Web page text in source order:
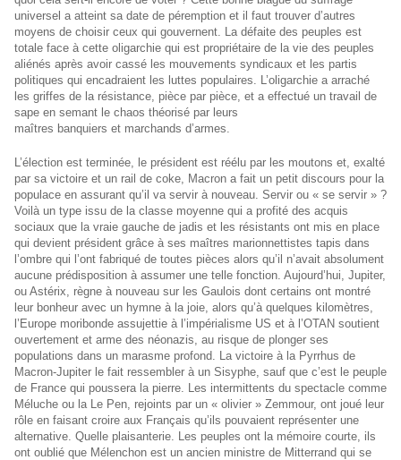
universel a atteint sa date de péremption et il faut trouver d’autres
moyens de choisir ceux qui gouvernent. La défaite des peuples est
totale face à cette oligarchie qui est propriétaire de la vie des peuples
aliénés après avoir cassé les mouvements syndicaux et les partis
politiques qui encadraient les luttes populaires. L’oligarchie a arraché
les griffes de la résistance, pièce par pièce, et a effectué un travail de
sape en semant le chaos théorisé par leurs
maîtres banquiers et marchands d’armes.
L’élection est terminée, le président est réélu par les moutons et, exalté
par sa victoire et un rail de coke, Macron a fait un petit discours pour la
populace en assurant qu’il va servir à nouveau. Servir ou « se servir » ?
Voilà un type issu de la classe moyenne qui a profité des acquis
sociaux que la vraie gauche de jadis et les résistants ont mis en place
qui devient président grâce à ses maîtres marionnettistes tapis dans
l’ombre qui l’ont fabriqué de toutes pièces alors qu’il n’avait absolument
aucune prédisposition à assumer une telle fonction. Aujourd’hui, Jupiter,
ou Astérix, règne à nouveau sur les Gaulois dont certains ont montré
leur bonheur avec un hymne à la joie, alors qu’à quelques kilomètres,
l’Europe moribonde assujettie à l’impérialisme US et à l’OTAN soutient
ouvertement et arme des néonazis, au risque de plonger ses
populations dans un marasme profond. La victoire à la Pyrrhus de
Macron-Jupiter le fait ressembler à un Sisyphe, sauf que c’est le peuple
de France qui poussera la pierre. Les intermittents du spectacle comme
Méluche ou la Le Pen, rejoints par un « olivier » Zemmour, ont joué leur
rôle en faisant croire aux Français qu’ils pouvaient représenter une
alternative. Quelle plaisanterie. Les peuples ont la mémoire courte, ils
ont oublié que Mélenchon est un ancien ministre de Mitterrand qui se